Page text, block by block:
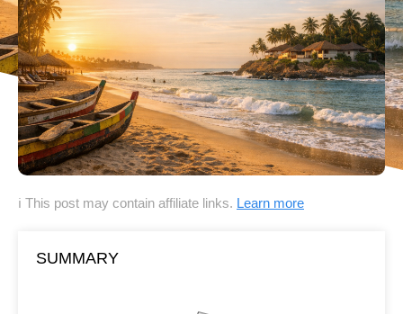
ℹ This post may contain affiliate links. Learn more
SUMMARY